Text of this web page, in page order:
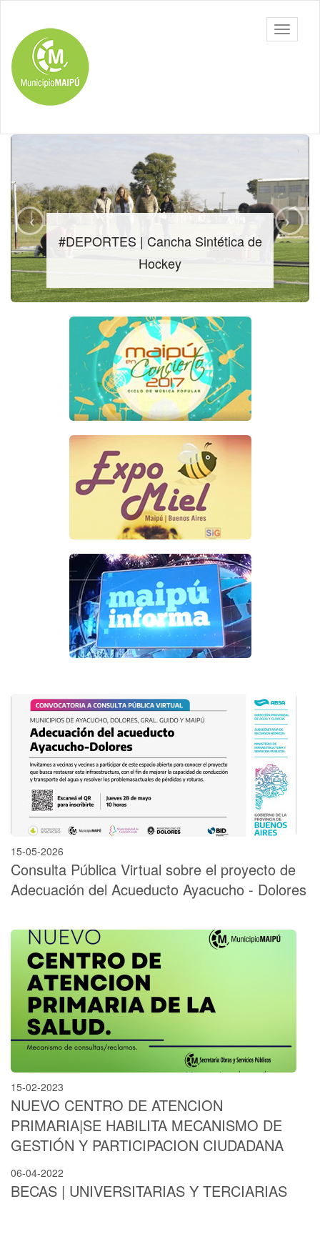
contenido
principal
Toggle
#DEPORTES | Cancha Sintética de
Hockey
15-05-2026
Consulta Pública Virtual sobre el proyecto de
Adecuación del Acueducto Ayacucho - Dolores
15-02-2023
NUEVO CENTRO DE ATENCION
PRIMARIA|SE HABILITA MECANISMO DE
GESTIÓN Y PARTICIPACION CIUDADANA
06-04-2022
BECAS | UNIVERSITARIAS Y TERCIARIAS